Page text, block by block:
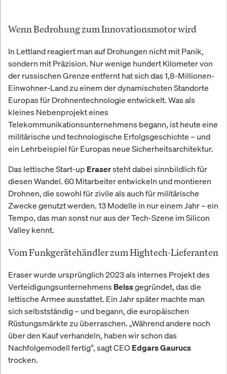
Wenn Bedrohung zum Innovationsmotor wird
In Lettland reagiert man auf Drohungen nicht mit Panik,
sondern mit Präzision. Nur wenige hundert Kilometer von
der russischen Grenze entfernt hat sich das 1,8-Millionen-
Einwohner-Land zu einem der dynamischsten Standorte
Europas für Drohnentechnologie entwickelt. Was als
kleines Nebenprojekt eines
Telekommunikationsunternehmens begann, ist heute eine
militärische und technologische Erfolgsgeschichte – und
ein Lehrbeispiel für Europas neue Sicherheitsarchitektur.
Das lettische Start-up Erasersteht dabei sinnbildlich für
diesen Wandel. 60 Mitarbeiter entwickeln und montieren
Drohnen, die sowohl für zivile als auch für militärische
Zwecke genutzt werden. 13 Modelle in nur einem Jahr – ein
Tempo, das man sonst nur aus der Tech-Szene im Silicon
Valley kennt.
Vom Funkgerätehändler zum Hightech-Lieferanten
Eraser wurde ursprünglich 2023 als internes Projekt des
Verteidigungsunternehmens Belssgegründet, das die
lettische Armee ausstattet. Ein Jahr später machte man
sich selbstständig – und begann, die europäischen
Rüstungsmärkte zu überraschen. „Während andere noch
über den Kauf verhandeln, haben wir schon das
Nachfolgemodell fertig“, sagt CEO Edgars Gaurucs
trocken.